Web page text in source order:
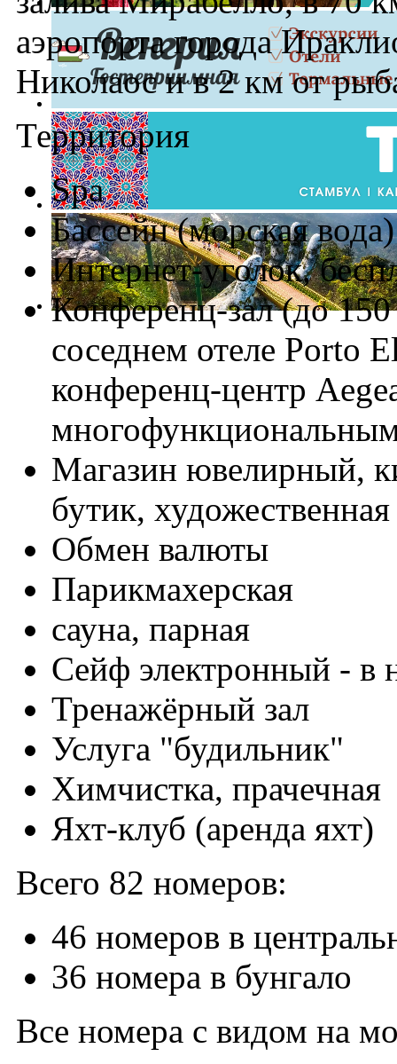
аэропорта города
Николаос и в 2 км от
Территория
Spa
Бассейн (морская вода)
Интернет-уголок,
Конференц-зал (до
соседнем отеле Porto
конференц-центр
Магазин ювелирный,
бутик, художественная
Обмен валюты
Парикмахерская
сауна, парная
Сейф электронный - в
Тренажёрный зал
Услуга "будильник"
Химчистка, прачечная
Яхт-клуб (аренда яхт)
Всего 82 номеров:
46 номеров в
36 номера в бунгало
Все номера с видом на